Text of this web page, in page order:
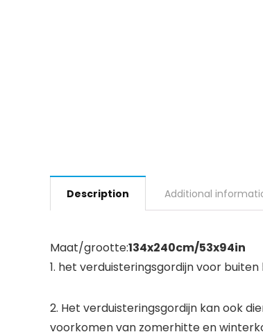
Description Additional
Maat/grootte:134x240cm/53x94in
1. het verduisteringsgordijn voor
2. Het verduisteringsgordijn kan ook
voorkomen van zomerhitte en